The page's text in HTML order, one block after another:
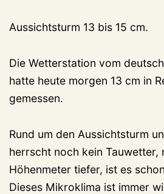
Aussichtsturm 13 bis 15 cm.
Die Wetterstation vom
hatte heute morgen 13 cm in
gemessen.
Rund um den Aussichtsturm
herrscht noch kein Tauwetter,
Höhenmeter tiefer, ist es
Dieses Mikroklima ist immer